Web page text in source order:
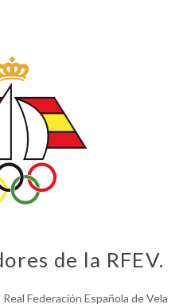
de la RFEV.
Federación Española de Vela